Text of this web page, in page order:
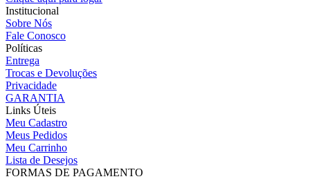
Institucional
Sobre Nós
Fale Conosco
Políticas
Entrega
Trocas e Devoluções
Privacidade
GARANTIA
Links Úteis
Meu Cadastro
Meus Pedidos
Meu Carrinho
Lista de Desejos
FORMAS DE PAGAMENTO